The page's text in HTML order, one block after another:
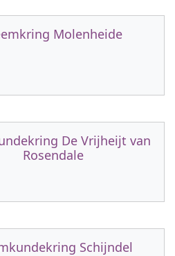
Molenheide
De Vrijheijt van
Rosendale
Schijndel